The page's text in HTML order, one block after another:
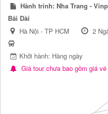
Hành trình: Nha Trang -
Bãi Dài
Hà Nội - TP HCM
2
Khởi hành: Hàng ngày
Giá tour chưa bao gồm giá